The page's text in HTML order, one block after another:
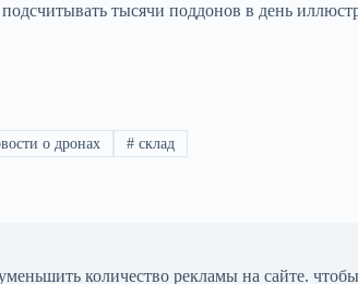
тысячи поддонов в день
о дронах #склад
количество рекламы на сайте.